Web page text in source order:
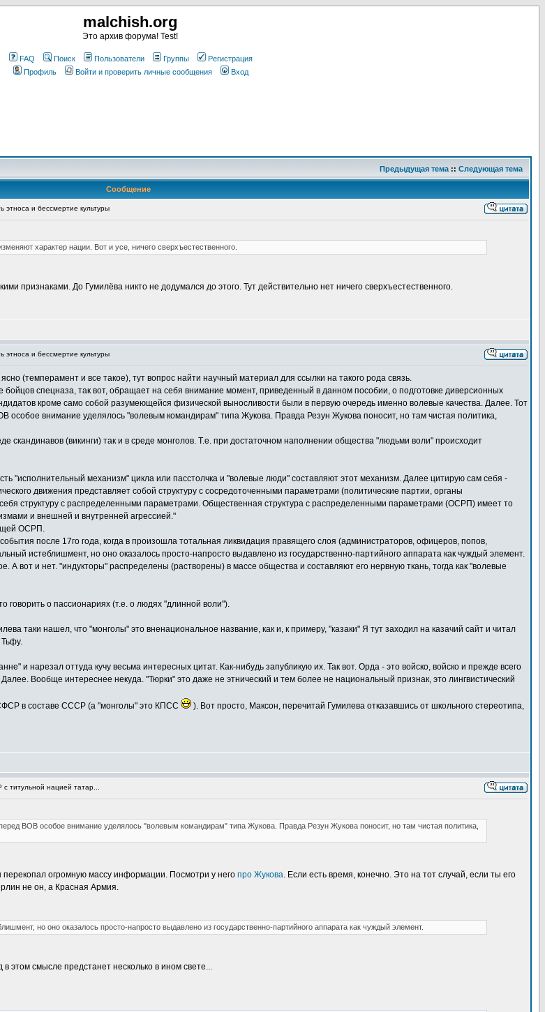
malchish.org
Это архив форума! Test!
FAQ Поиск Пользователи Группы
Регистрация
Профиль
Войти и проверить личные сообщения Вход
Предыдущая тема :: Следующая тема
Сообщение
и бессмертие культуры
характер нации. Вот и усе, ничего сверхъестественного.
признаками. До Гумилёва никто не додумался до этого. Тут действительно нет ничего сверхъестественного.
и бессмертие культуры
(темперамент и все такое), тут вопрос найти научный материал для ссылки на такого рода связь.
бойцов спецназа, так вот, обращает на себя внимание момент, приведенный в данном пособии, о подготовке диверсионных
кроме само собой разумеющейся физической выносливости были в первую очередь именно волевые качества. Далее. Тот
особое внимание уделялось "волевым командирам" типа Жукова. Правда Резун Жукова поносит, но там чистая политика,
скандинавов (викинги) так и в среде монголов. Т.е. при достаточном наполнении общества "людьми воли" происходит
"исполнительный механизм" цикла или пасстолчка и "волевые люди" составляют этот механизм. Далее цитирую сам себя -
движения представляет собой структуру с сосредоточенными параметрами (политические партии, органы
структуру с распределенными параметрами. Общественная структура с распределенными параметрами (ОСРП) имеет то
и внешней и внутренней агрессией."
ОСРП.
после 17го года, когда в произошла тотальная ликвидация правящего слоя (администраторов, офицеров, попов,
истеблишмент, но оно оказалось просто-напросто выдавлено из государственно-партийного аппарата как чуждый элемент.
А вот и нет. "индукторы" распределены (растворены) в массе общества и составляют его нервную ткань, тогда как "волевые
о пассионариях (т.е. о людях "длинной воли").
таки нашел, что "монголы" это вненациональное название, как и, к примеру, "казаки" Я тут заходил на казачий сайт и читал
Тьфу.
и нарезал оттуда кучу весьма интересных цитат. Как-нибудь запубликую их. Так вот. Орда - это войско, войско и прежде всего
Вообще интереснее некуда. "Тюрки" это даже не этнический и тем более не национальный признак, это лингвистический
в составе СССР (а "монголы" это КПСС
). Вот просто, Максон, перечитай Гумилева отказавшись от школьного стереотипа,
титульной нацией татар...
ВОВ особое внимание уделялось "волевым командирам" типа Жукова. Правда Резун Жукова поносит, но там чистая политика,
огромную массу информации. Посмотри у него про Жукова. Если есть время, конечно. Это на тот случай, если ты его
не он, а Красная Армия.
но оно оказалось просто-напросто выдавлено из государственно-партийного аппарата как чуждый элемент.
этом смысле предстанет несколько в ином свете...